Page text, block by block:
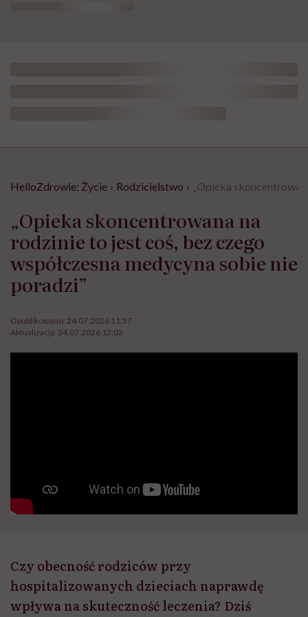
HelloZdrowie: Życie › Rodzicielstwo › „Opieka
„Opieka skoncentrowana na
rodzinie to jest coś, bez czego
współczesna medycyna sobie nie
poradzi”
Opublikowano: 24.07.2026 11:57
Aktualizacja: 24.07.2026 12:02
Czy obecność rodziców przy
hospitalizowanych dzieciach naprawdę
wpływa na skuteczność leczenia? Dziś